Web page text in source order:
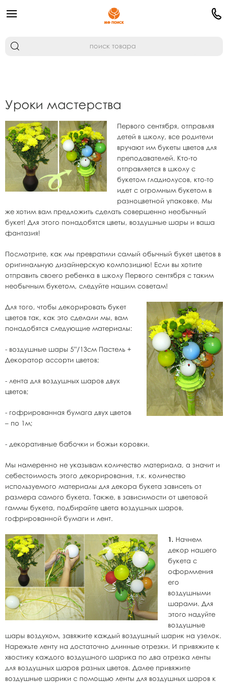
Уроки мастерства
Первого сентября, отправляя
детей в школу, все родители
вручают им букеты цветов для
преподавателей. Кто-то
отправляется в школу с
букетом гладиолусов, кто-то
идет с огромным букетом в
разноцветной упаковке. Мы
же хотим вам предложить сделать совершенно необычный
букет! Для этого понадобятся цветы, воздушные шары и ваша
фантазия!
Посмотрите, как мы превратили самый обычный букет цветов в
оригинальную дизайнерскую композицию! Если вы хотите
отправить своего ребенка в школу Первого сентября с таким
необычным букетом, следуйте нашим советам!
Для того, чтобы декорировать букет
цветов так, как это сделали мы, вам
понадобятся следующие материалы:
- воздушные шары 5”/13см Пастель +
Декоратор ассорти цветов;
- лента для воздушных шаров двух
цветов;
- гофрированная бумага двух цветов
– по 1м;
- декоративные бабочки и божьи коровки.
Мы намеренно не указывам количество материала, а значит и
себестоимость этого декорирования, т.к. количество
используемого материалы для декора букета зависеть от
размера самого букета. Также, в зависимости от цветовой
гаммы букета, подбирайте цвета воздушных шаров,
гофрированной бумаги и лент.
1. Начнем
декор нашего
букета с
оформления
его
воздушными
шарами. Для
этого надуйте
воздушные
шары воздухом, завяжите каждый воздушный шарик на узелок.
Нарежьте ленту на достаточно длинные отрезки. И привяжите к
хвостику каждого воздушного шарика по два отрезка ленты
для воздушных шаров разных цветов. Далее привяжите
воздушные шарики с помощью ленты для воздушных шаров к